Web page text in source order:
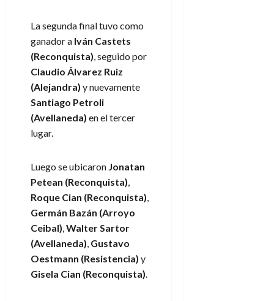
La segunda final tuvo como
ganador a Iván Castets
(Reconquista), seguido por
Claudio Álvarez Ruiz
(Alejandra) y nuevamente
Santiago Petroli
(Avellaneda) en el tercer
lugar.
Luego se ubicaron Jonatan
Petean (Reconquista),
Roque Cian (Reconquista),
Germán Bazán (Arroyo
Ceibal),Walter Sartor
(Avellaneda), Gustavo
Oestmann (Resistencia) y
Gisela Cian (Reconquista).